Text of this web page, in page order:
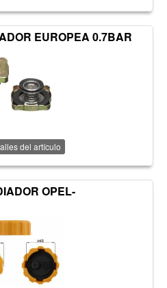
EUROPEA 0.7BAR
del artículo
OPEL-